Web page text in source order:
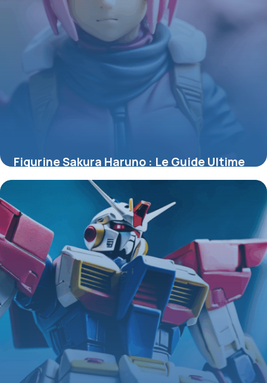
Figurine Sakura Haruno : Le Guide Ultime
pour Collectionneurs et Passionnés